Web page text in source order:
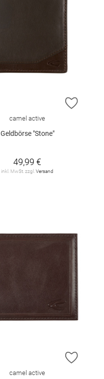
ZUR
camel active
Geldbörse "Stone"
49,99 €
inkl. MwSt. zzgl.Versand
ZUR
camel active